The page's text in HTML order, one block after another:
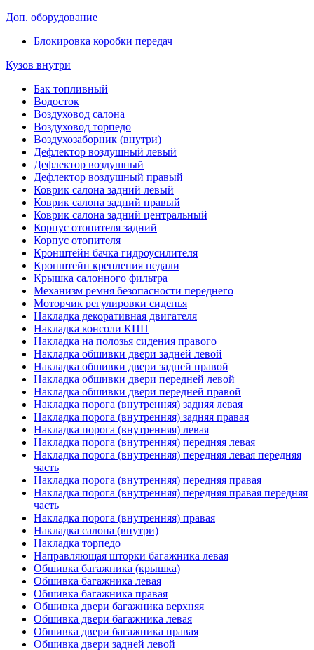
Доп. оборудование
Блокировка коробки передач
Кузов внутри
Бак топливный
Водосток
Воздуховод салона
Воздуховод торпедо
Воздухозаборник (внутри)
Дефлектор воздушный левый
Дефлектор воздушный
Дефлектор воздушный правый
Коврик салона задний левый
Коврик салона задний правый
Коврик салона задний центральный
Корпус отопителя задний
Корпус отопителя
Кронштейн бачка гидроусилителя
Кронштейн крепления педали
Крышка салонного фильтра
Механизм ремня безопасности переднего
Моторчик регулировки сиденья
Накладка декоративная двигателя
Накладка консоли КПП
Накладка на полозья сидения правого
Накладка обшивки двери задней левой
Накладка обшивки двери задней правой
Накладка обшивки двери передней левой
Накладка обшивки двери передней правой
Накладка порога (внутренняя) задняя левая
Накладка порога (внутренняя) задняя правая
Накладка порога (внутренняя) левая
Накладка порога (внутренняя) передняя левая
Накладка порога (внутренняя) передняя левая передняя
часть
Накладка порога (внутренняя) передняя правая
Накладка порога (внутренняя) передняя правая передняя
часть
Накладка порога (внутренняя) правая
Накладка салона (внутри)
Накладка торпедо
Направляющая шторки багажника левая
Обшивка багажника (крышка)
Обшивка багажника левая
Обшивка багажника правая
Обшивка двери багажника верхняя
Обшивка двери багажника левая
Обшивка двери багажника правая
Обшивка двери задней левой